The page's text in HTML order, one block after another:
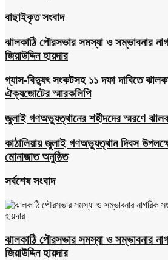
বাছাইকৃত সংবাদ
ঝালকাঠি পৌরসভার সমস্যা ও সম্ভাবনার
জিয়াউদ্দিন হায়দার
গ্যাস-বিদ্যুৎ সংকটসহ ১১ দফা দাবিতে
ঐক্যজোটের স্মারকলিপি
জুলাই গণঅভ্যুত্থানের শহীদদের স্মরণে
কাঠালিয়ায় জুলাই গণঅভ্যুত্থান দিবস
মোনাজাত অনুষ্ঠিত
সর্বশেষ সংবাদ
ঝালকাঠি পৌরসভার সমস্যা ও সম্ভাবনার
জিয়াউদ্দিন হায়দার